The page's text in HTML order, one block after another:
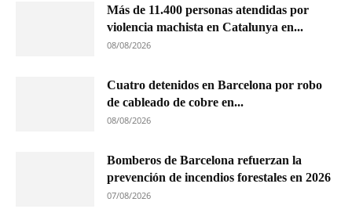
Más de 11.400 personas atendidas por
violencia machista en Catalunya en...
08/08/2026
Cuatro detenidos en Barcelona por robo
de cableado de cobre en...
08/08/2026
Bomberos de Barcelona refuerzan la
prevención de incendios forestales en 2026
07/08/2026